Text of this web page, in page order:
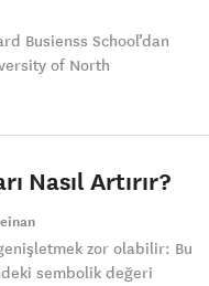
Busienss School’dan
of North
Nasıl Artırır?
zor olabilir: Bu
sembolik değeri